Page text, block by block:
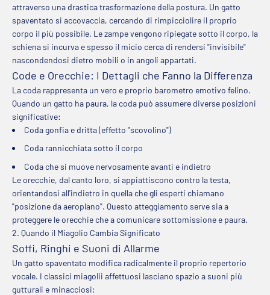
attraverso una drastica trasformazione della postura. Un gatto
spaventato si accovaccia, cercando di rimpicciolire il proprio
corpo il più possibile. Le zampe vengono ripiegate sotto il corpo, la
schiena si incurva e spesso il micio cerca di rendersi "invisibile"
nascondendosi dietro mobili o in angoli appartati.
Code e Orecchie: I Dettagli che Fanno la Differenza
La coda rappresenta un vero e proprio barometro emotivo felino.
Quando un gatto ha paura, la coda può assumere diverse posizioni
significative:
Coda gonfia e dritta (effetto "scovolino")
Coda rannicchiata sotto il corpo
Coda che si muove nervosamente avanti e indietro
Le orecchie, dal canto loro, si appiattiscono contro la testa,
orientandosi all'indietro in quella che gli esperti chiamano
"posizione da aeroplano". Questo atteggiamento serve sia a
proteggere le orecchie che a comunicare sottomissione e paura.
2. Quando il Miagolio Cambia Significato
Soffi, Ringhi e Suoni di Allarme
Un gatto spaventato modifica radicalmente il proprio repertorio
vocale. I classici miagolii affettuosi lasciano spazio a suoni più
gutturali e minacciosi: